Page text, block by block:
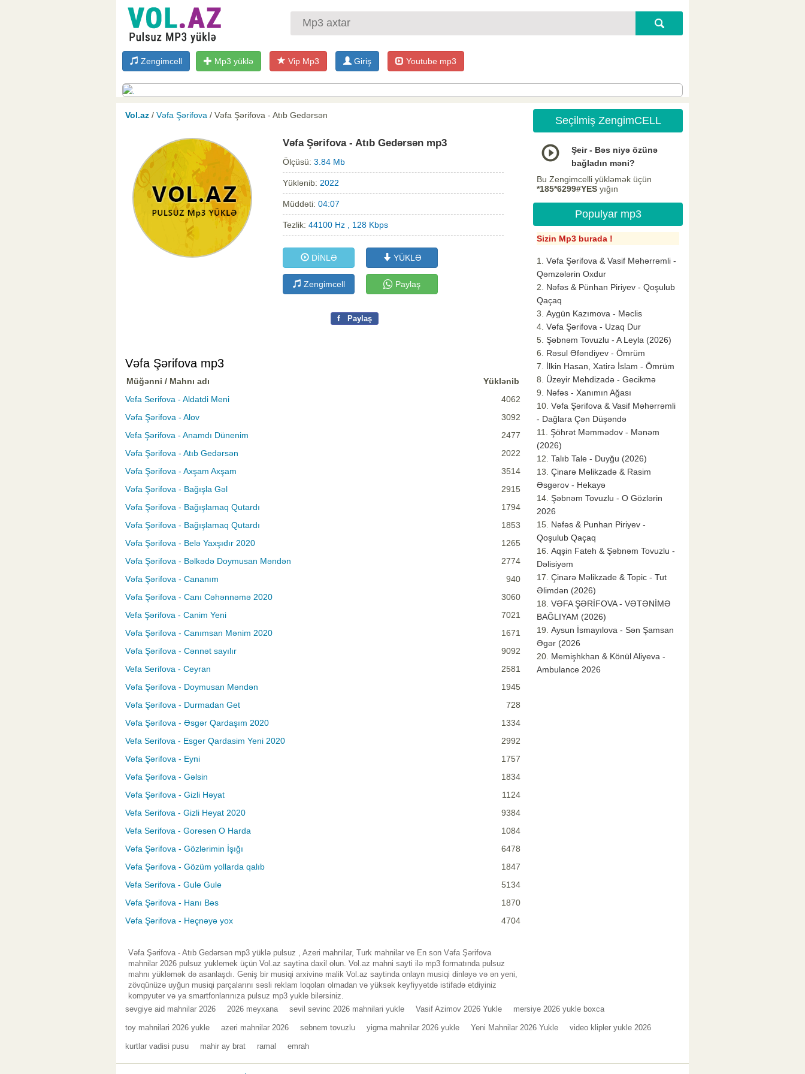
Zengimcell Mp3 yüklə Vip Mp3 Giriş Youtube mp3
Vol.az / Vəfa Şərifova / Vəfa Şərifova - Atıb Gedərsən
Vəfa Şərifova - Atıb Gedərsən mp3
Ölçüsü: 3.84 Mb
Yüklənib: 2022
Müddəti: 04:07
Tezlik: 44100 Hz , 128 Kbps
DİNLƏ YÜKLƏ
Zengimcell Paylaş
f Paylaş
Vəfa Şərifova mp3
Müğənni / Mahnı adı
Yüklənib
Vefa Serifova - Aldatdi Meni
4062
Vəfa Şərifova - Alov
3092
Vefa Şərifova - Anamdı Dünenim
2477
Vəfa Şərifova - Atıb Gedərsən
2022
Vəfa Şərifova - Axşam Axşam
3514
Vəfa Şərifova - Bağışla Gəl
2915
Vəfa Şərifova - Bağışlamaq Qutardı
1794
Vəfa Şərifova - Bağışlamaq Qutardı
1853
Vəfa Şərifova - Belə Yaxşıdır 2020
1265
Vəfa Şərifova - Bəlkədə Doymusan Məndən
2774
Vəfa Şərifova - Cananım
940
Vəfa Şərifova - Canı Cəhənnəmə 2020
3060
Vefa Şərifova - Canim Yeni
7021
Vəfa Şərifova - Canımsan Mənim 2020
1671
Vəfa Şərifova - Cənnət sayılır
9092
Vefa Serifova - Ceyran
2581
Vəfa Şərifova - Doymusan Məndən
1945
Vəfa Şərifova - Durmadan Get
728
Vəfa Şərifova - Əsgər Qardaşım 2020
1334
Vefa Serifova - Esger Qardasim Yeni 2020
2992
Vəfa Şərifova - Eyni
1757
Vəfa Şərifova - Gəlsin
1834
Vəfa Şərifova - Gizli Həyat
1124
Vefa Serifova - Gizli Heyat 2020
9384
Vefa Serifova - Goresen O Harda
1084
Vəfa Şərifova - Gözlərimin İşığı
6478
Vəfa Şərifova - Gözüm yollarda qalıb
1847
Vefa Serifova - Gule Gule
5134
Vəfa Şərifova - Hanı Bəs
1870
Vəfa Şərifova - Heçnəyə yox
4704
Vəfa Şərifova - Atıb Gedərsən mp3 yüklə pulsuz , Azeri mahnilar, Turk mahnilar ve En son Vəfa Şərifova
mahnilar 2026 pulsuz yuklemek üçün Vol.az saytina daxil olun. Vol.az mahni sayti ilə mp3 formatında pulsuz
mahnı yükləmək də asanlaşdı. Geniş bir musiqi arxivinə malik Vol.az saytinda onlayn musiqi dinləyə və ən yeni,
zövqünüzə uyğun musiqi parçalarını səsli reklam loqoları olmadan və yüksək keyfiyyətdə istifadə etdiyiniz
kompyuter və ya smartfonlarınıza pulsuz mp3 yukle bilərsiniz.
Seçilmiş ZengimCELL
Şeir - Bəs niyə özünə
bağladın məni?
Bu Zengimcelli yükləmək üçün
*185*6299#YES yığın
Populyar mp3
Sizin Mp3 burada !
Vəfa Şərifova & Vasif Məhərrəmli -
Qəmzələrin Oxdur
Nəfəs & Pünhan Piriyev - Qoşulub
Qaçaq
Aygün Kazımova - Məclis
Vəfa Şərifova - Uzaq Dur
Şəbnəm Tovuzlu - A Leyla (2026)
Rəsul Əfəndiyev - Ömrüm
İlkin Hasan, Xatirə İslam - Ömrüm
Üzeyir Mehdizadə - Gecikmə
Nəfəs - Xanımın Ağası
Vəfa Şərifova & Vasif Məhərrəmli
- Dağlara Çən Düşəndə
Şöhrət Məmmədov - Mənəm
(2026)
Talıb Tale - Duyğu (2026)
Çinarə Məlikzadə & Rasim
Əsgərov - Hekayə
Şəbnəm Tovuzlu - O Gözlərin
2026
Nəfəs & Punhan Piriyev -
Qoşulub Qaçaq
Aqşin Fateh & Şəbnəm Tovuzlu -
Dəlisiyəm
Çinarə Məlikzade & Topic - Tut
Əlimdən (2026)
VƏFA ŞƏRİFOVA - VƏTƏNİMƏ
BAĞLIYAM (2026)
Aysun İsmayılova - Sən Şamsan
Əgər (2026
Memişhkhan & Könül Aliyeva -
Ambulance 2026
sevgiye aid mahnilar 2026 2026 meyxana sevil sevinc 2026 mahnilari yukle Vasif Azimov 2026 Yukle mersiye 2026 yukle boxca
toy mahnilari 2026 yukle azeri mahnilar 2026 sebnem tovuzlu yigma mahnilar 2026 yukle Yeni Mahnilar 2026 Yukle video klipler yukle 2026
kurtlar vadisi pusu mahir ay brat ramal emrah